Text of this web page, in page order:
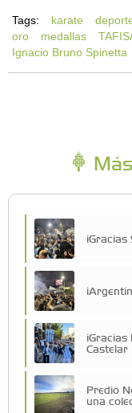
Tags: karate
oro
medallas
Ignacio Bruno Spinetta
Castelar
Predio
una